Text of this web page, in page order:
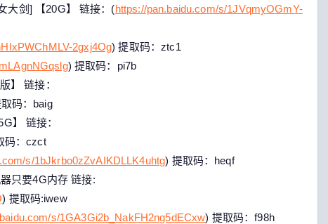
大剑] 【20G】 链接：(https://pan.baidu.com/s/1JVqmyOGmY-
2gxj4Og) 提取码：ztc1
) 提取码：pi7b
】 链接：
码：baig
】 链接：
码：czct
s/1bJkrbo0zZvAIKDLLK4uhtg) 提取码：heqf
只要4G内存 链接:
) 提取码:iwew
s/1GA3Gi2b_NakFH2ng5dECxw) 提取码：f98h